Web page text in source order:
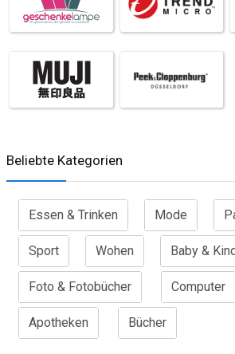
Beliebte Kategorien
Essen & Trinken Mode
Sport Wohen Baby &
Foto & Fotobücher Computer
Apotheken Bücher